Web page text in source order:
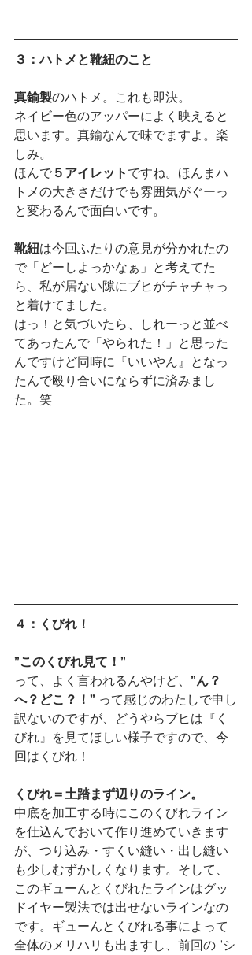
３：ハトメと靴紐のこと
真鍮製のハトメ。これも即決。
ネイビー色のアッパーによく映えると
思います。真鍮なんで味でますよ。楽
しみ。
ほんで ５アイレット ですね。ほんまハ
トメの大きさだけでも雰囲気がぐーっ
と変わるんで面白いです。
靴紐は今回ふたりの意見が分かれたの
で「どーしよっかなぁ」と考えてた
ら、私が居ない隙にブヒがチャチャっ
と着けてました。
はっ！と気づいたら、しれーっと並べ
てあったんで「やられた！」と思った
んですけど同時に『いいやん』となっ
たんで殴り合いにならずに済みまし
た。笑
４：くびれ！
”このくびれ見て！”
って、よく言われるんやけど、 ”ん？
へ？どこ？！” って感じのわたしで申し
訳ないのですが、どうやらブヒは『く
びれ』を見てほしい様子ですので、今
回はくびれ！
くびれ＝土踏まず辺りのライン。
中底を加工する時にこのくびれライン
を仕込んでおいて作り進めていきます
が、つり込み・すくい縫い・出し縫い
も少しむずかしくなります。そして、
このギューんとくびれたラインはグッ
ドイヤー製法では出せないラインなの
です。 ギューんとくびれる事によって
全体のメリハリも出ますし、前回の ”シ